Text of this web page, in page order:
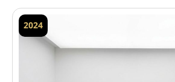
2024